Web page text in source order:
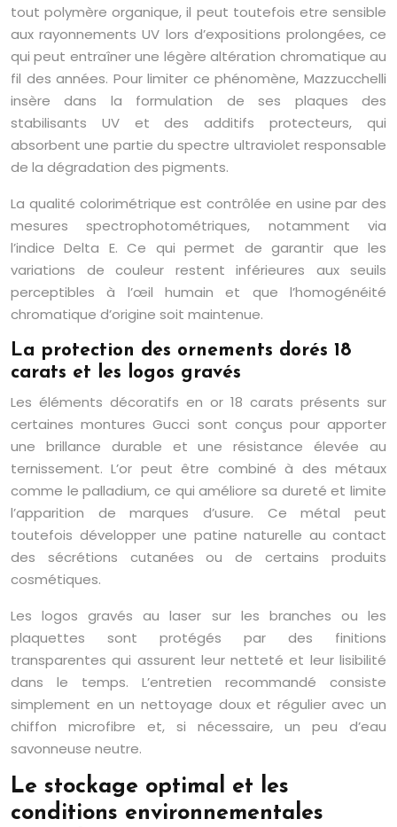
tout polymère organique, il peut toutefois etre sensible
aux rayonnements UV lors d’expositions prolongées, ce
qui peut entraîner une légère altération chromatique au
fil des années. Pour limiter ce phénomène, Mazzucchelli
insère dans la formulation de ses plaques des
stabilisants UV et des additifs protecteurs, qui
absorbent une partie du spectre ultraviolet responsable
de la dégradation des pigments.
La qualité colorimétrique est contrôlée en usine par des
mesures spectrophotométriques, notamment via
l’indice Delta E. Ce qui permet de garantir que les
variations de couleur restent inférieures aux seuils
perceptibles à l’œil humain et que l’homogénéité
chromatique d’origine soit maintenue.
La protection des ornements dorés 18
carats et les logos gravés
Les éléments décoratifs en or 18 carats présents sur
certaines montures Gucci sont conçus pour apporter
une brillance durable et une résistance élevée au
ternissement. L’or peut être combiné à des métaux
comme le palladium, ce qui améliore sa dureté et limite
l’apparition de marques d’usure. Ce métal peut
toutefois développer une patine naturelle au contact
des sécrétions cutanées ou de certains produits
cosmétiques.
Les logos gravés au laser sur les branches ou les
plaquettes sont protégés par des finitions
transparentes qui assurent leur netteté et leur lisibilité
dans le temps. L’entretien recommandé consiste
simplement en un nettoyage doux et régulier avec un
chiffon microfibre et, si nécessaire, un peu d’eau
savonneuse neutre.
Le stockage optimal et les
conditions environnementales